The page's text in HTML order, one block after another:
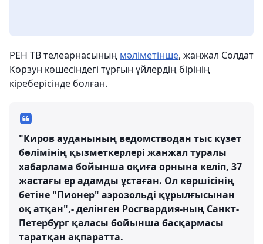
РЕН ТВ телеарнасының мәліметінше, жанжал Солдат
Корзун көшесіндегі тұрғын үйлердің бірінің
кіреберісінде болған.
"Киров ауданының ведомстводан тыс күзет
бөлімінің қызметкерлері жанжал туралы
хабарлама бойынша оқиға орнына келіп, 37
жастағы ер адамды ұстаған. Ол көршісінің
бетіне "Пионер" аэрозольді құрылғысынан
оқ атқан",- делінген Росгвардия-ның Санкт-
Петербург қаласы бойынша басқармасы
таратқан ақпаратта.